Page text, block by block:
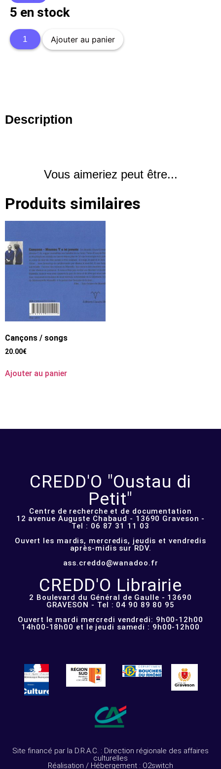
5 en stock
Ajouter au panier
Description
Vous aimeriez peut être...
Produits similaires
Cançons / songs
20.00€
Ajouter au panier
CREDD'O "Oustau di
Petit"
Centre de recherche et de documentation
12 avenue Auguste Chabaud - 13690 Graveson -
Tel : 06 87 31 11 03
Ouvert les mardis, mercredis, jeudis et vendredis
après-midis sur RDV.
ass.creddo@wanadoo.fr
CREDD'O Librairie
2 Boulevard du Général de Gaulle - 13690
GRAVESON - Tel : 04 90 89 80 95
Ouvert le mardi mercredi vendredi: 9h00-12h00
14h00-18h00 et le jeudi samedi : 9h00-12h00
Site financé par la D.R.A.C. : Direction régionale des affaires
culturelles
Réalisation / Hébergement : O2switch